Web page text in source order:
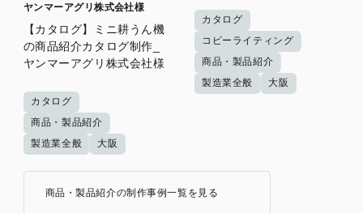
ヤンマーアグリ株式会社様
【カタログ】ミニ耕うん機
の商品紹介カタログ制作_
ヤンマーアグリ株式会社様
カタログ
商品・製品紹介
製造業全般
大阪
カタログ
コピーライティング
商品・製品紹介
製造業全般
大阪
商品・製品紹介の制作事例一覧を見る